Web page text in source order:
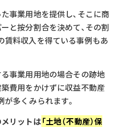
事業用地を提供し、そこに商
と按分割合を決めて、その割
賃料収入を得ている事例もあ
事業用用地の場合その跡地
費用をかけずに収益不動産
多くみられます。
リットは「土地（不動産）保